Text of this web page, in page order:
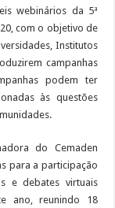
webinários da 5ª
com o objetivo de
Institutos
campanhas
podem ter
às questões
do Cemaden
para a participação
e debates virtuais
ano, reunindo 18